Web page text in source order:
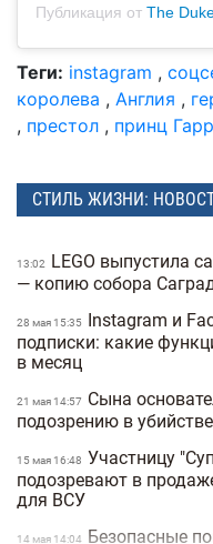
Публикация от The
Теги: instagram ,
королева , Англия ,
, престол , принц
СТИЛЬ ЖИЗНИ:
13:02
LEGO выпустила
— копию собора
28 мая 15:35 Instagram и
подписки: какие
в месяц
21 мая 14:57
Сына
подозрению в
15 мая 16:48 Участницу
подозревают в
для ВСУ
14 мая 14:04 Безопасные